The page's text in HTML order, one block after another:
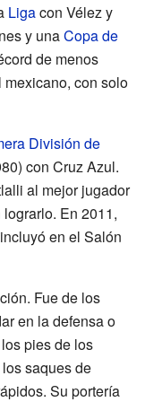
Ligacon Vélez y
y unaCopa de
de menos
con solo
División de
con Cruz Azul.
al mejor jugador
En 2011,
en el Salón
Fue de los
en la defensa o
pies de los
saques de
Su portería